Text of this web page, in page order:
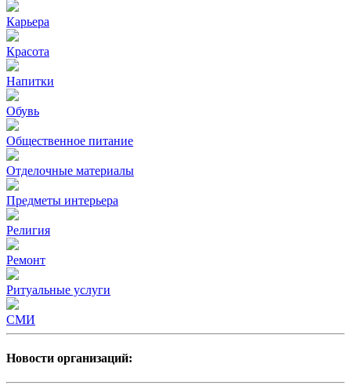
Карьера
Красота
Напитки
Обувь
Общественное питание
Отделочные материалы
Предметы интерьера
Религия
Ремонт
Ритуальные услуги
СМИ
Новости организаций: